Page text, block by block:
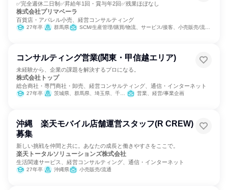
✅完全週休二日制✅昇給年1回・賞与年2回✅残業ほぼなし
株式会社プリマベーラ
百貨店・アパレル小売、経営コンサルティング
27年卒 群馬県 SCM/生産管理/購買/物流、サービス/接客、小売販売/流通、経営/事業企画
コンサルティング営業(関東・甲信越エリア)
未経験から、企業の課題を解決するプロになる。
株式会社トップ
総合商社・専門商社・卸売、経営コンサルティング、通信・インターネット
27年卒 茨城県、群馬県、埼玉県、千葉県、東京都、神奈川県、長野県 営業、経営/事業企画
沖縄 楽天モバイル店舗運営スタッフ(R CREW)
募集
新しい挑戦を仲間と共に。あなたの成長と働きやすさをここで。
楽天トータルソリューションズ株式会社
生活関連サービス、経営コンサルティング、通信・インターネット
27年卒 沖縄県 小売販売/流通